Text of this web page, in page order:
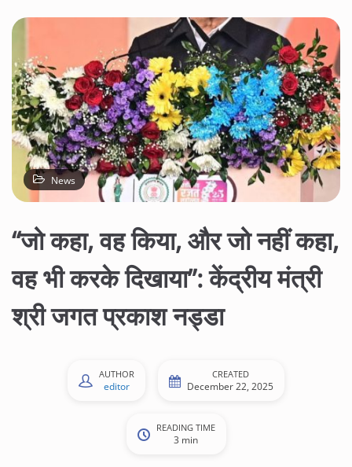
News
“जो कहा, वह किया, और जो नहीं कहा,
वह भी करके दिखाया”: केंद्रीय मंत्री
श्री जगत प्रकाश नड्डा
AUTHOR
editor
CREATED
December 22, 2025
READING TIME
3 min